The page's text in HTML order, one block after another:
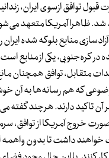
توافق ازسوی ایران،
ظاهرا آمریکا متعهد
در کره‌جنوبی، یکی از منابع
متقابل، توافق همچنان
که هم رسانه‌ها به آن
آن تاکید دارند. هرچند
خواهند داشت تا بدون واهمه